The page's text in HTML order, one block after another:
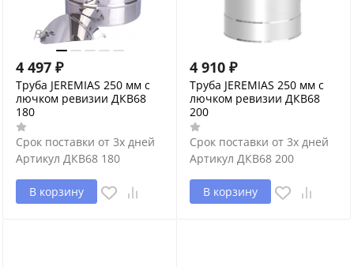
4 497 ₽
Труба JEREMIAS 250 мм с
лючком ревизии ДКВ68
180
Срок поставки от 3х дней
Артикул ДКВ68 180
В корзину
4 910 ₽
Труба JEREMIAS 250 мм с
лючком ревизии ДКВ68
200
Срок поставки от 3х дней
Артикул ДКВ68 200
В корзину